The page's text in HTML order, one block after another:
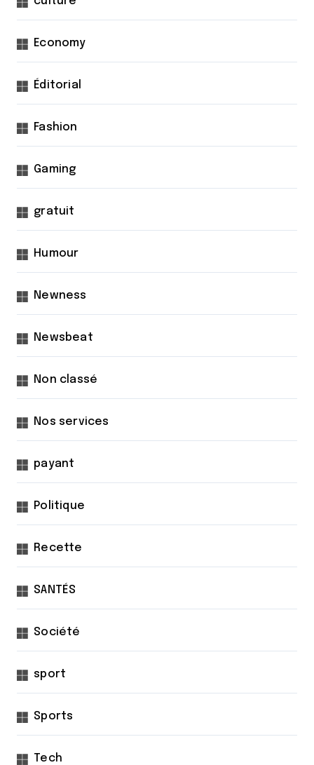
Economy
Éditorial
Fashion
Gaming
gratuit
Humour
Newness
Newsbeat
Non classé
Nos services
payant
Politique
Recette
SANTÉS
Société
sport
Sports
Tech